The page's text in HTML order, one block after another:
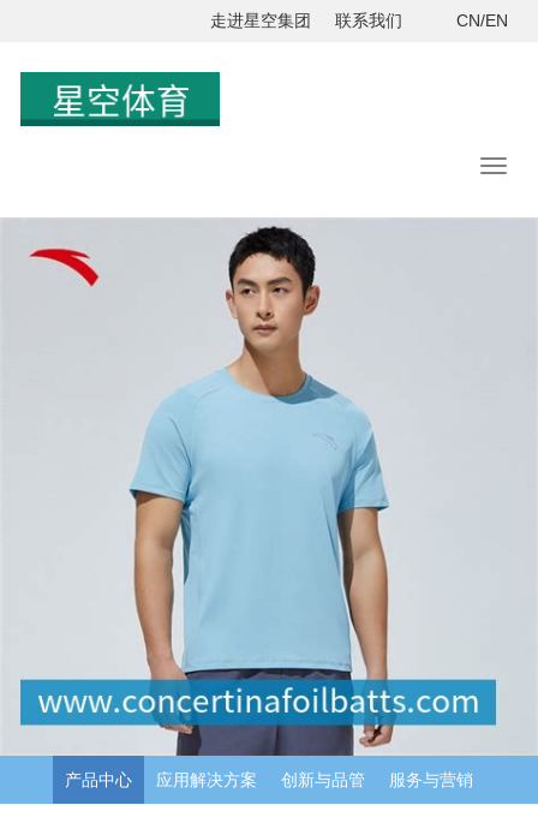
走进星空集团 联系我们 CN/EN
产品中心 应用解决方案 创新与品管 服务与营销